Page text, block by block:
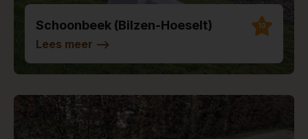
Schoonbeek (Bilzen-Hoeselt) 10
Lees meer -->